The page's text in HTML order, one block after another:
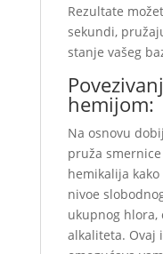
Rezultate
sekundi,
stanje vašeg
hemijom:
Na osnovu
pruža
hemikalija
nivoe
ukupnog
alkaliteta.